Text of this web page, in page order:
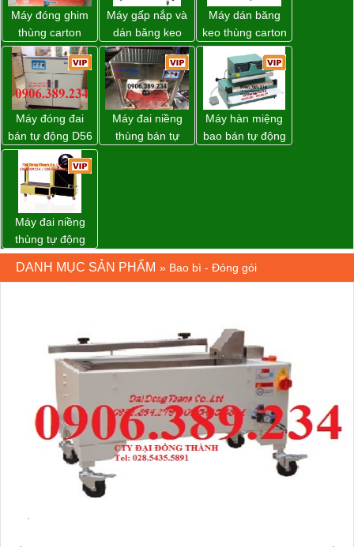
Máy đóng ghim
thùng carton
dùng khí nén giá
tốt
Máy gấp nắp và
dán băng keo
thùng carton tự
động WP-5050F
giá rẻ
Máy dán băng
keo thùng carton
WP-5050RL
chính hãng
Máy đóng đai
bán tự động D56
Strapack
Máy đai niềng
thùng bán tự
Máy hàn miệng
bao bán tự động
Máy đai niềng
thùng tự động
DBA-80A Đài
Loan giá rẻ
DANH MỤC SẢN PHẨM » Bao bì - Đóng gói